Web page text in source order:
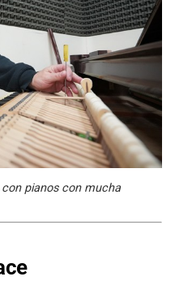
pianos con mucha